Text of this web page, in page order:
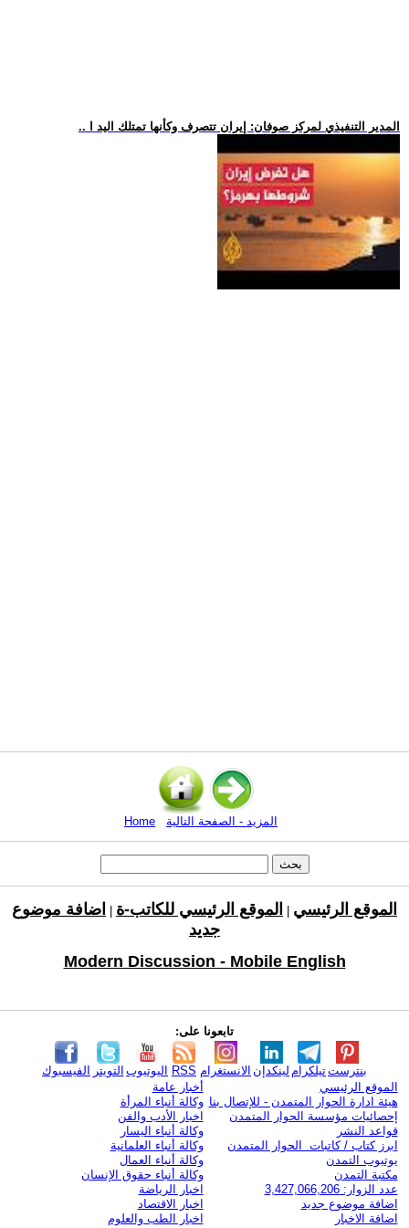
.. المدير التنفيذي لمركز صوفان: إيران تتصرف وكأنها تمتلك اليد ا
Home المزيد - الصفحة التالية
الموقع الرئيسي الموقع الرئيسي للكاتب-ة
اضافة موضوع
جديد
Modern Discussion - Mobile English
تابعونا على:
الفيسبوك التويتر اليوتيوب RSS الانستغرام لينكدإن تيلكرامبنترست
الموقع الرئيسي
هيئة ادارة الحوار المتمدن - للإتصال بنا
إحصائيات مؤسسة الحوار المتمدن
قواعد النشر
ابرز كتاب / كاتبات الحوار المتمدن
يوتيوب التمدن
مكتبة التمدن
عدد الزوار: 3,427,066,206
اضافة موضوع جديد
اضافة الاخبار
أخبار عامة
وكالة أنباء المرأة
اخبار الأدب والفن
وكالة أنباء اليسار
وكالة أنباء العلمانية
وكالة أنباء العمال
وكالة أنباء حقوق الإنسان
اخبار الرياضة
اخبار الاقتصاد
اخبار الطب والعلوم